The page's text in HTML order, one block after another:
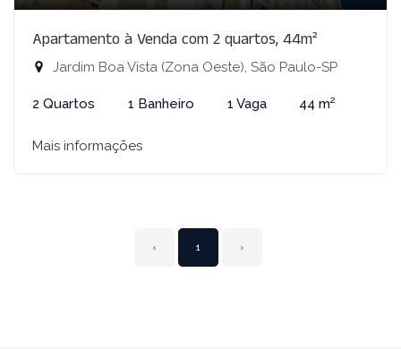
Apartamento à Venda com 2 quartos, 44m²
Jardim Boa Vista (Zona Oeste), São Paulo-SP
2 Quartos 1 Banheiro 1 Vaga 44 m²
Mais informações
‹ 1 ›